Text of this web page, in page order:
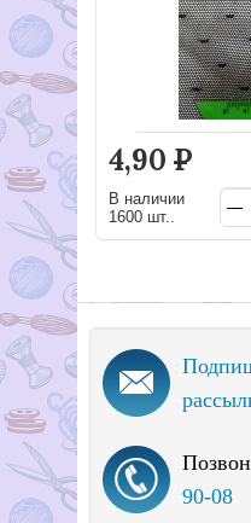
4,90 Р
В наличии
1600 шт..
90-08